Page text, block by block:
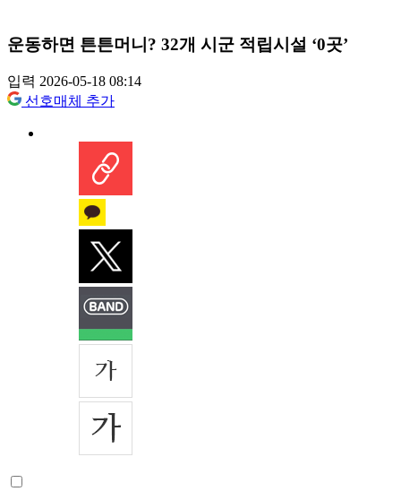
운동하면 튼튼머니? 32개 시군 적립시설 ‘0곳’
입력 2026-05-18 08:14
선호매체 추가